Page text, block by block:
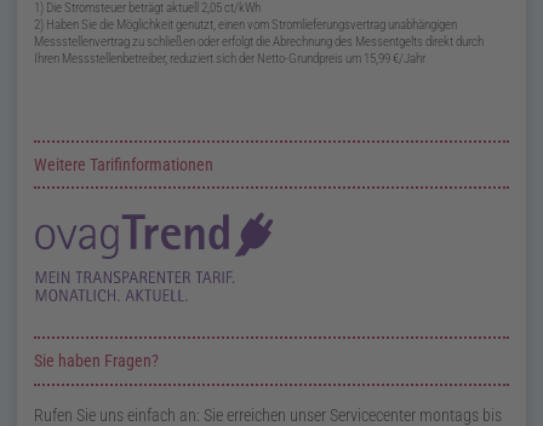
1) Die Stromsteuer beträgt aktuell 2,05ct / kWh
2) Haben Sie die Möglichkeit genutzt, einen vom Stromlieferungsvertrag unabhängigen
Messstellenvertrag zu schließen oder erfolgt die Abrechnung des Messentgelts direkt durch
Ihren Messstellenbetreiber, reduziert sich der Netto-Grundpreis um
15,99 € / Jahr
Zusatzinformationen zur Seite ovagTrend
Weitere Tarifinformationen
Sie haben Fragen?
Rufen Sie uns einfach an: Sie erreichen unser Service­center montags bis